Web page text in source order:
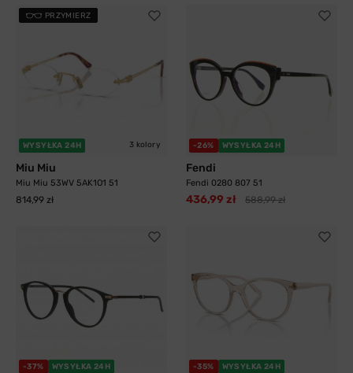
PRZYMIERZ
WYSYŁKA 24H 3 kolory
Miu Miu
Miu Miu 53WV 5AK1O1 51
814,99 zł
-26% WYSYŁKA 24H
Fendi
Fendi 0280 807 51
436,99 zł 588,99 zł
-37% WYSYŁKA 24H -35% WYSYŁKA 24H